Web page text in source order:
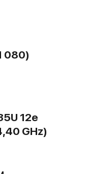
080)
12e
GHz)